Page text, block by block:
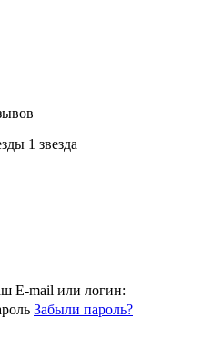
1 звeзда
E-mail или логин:
Забыли пароль?